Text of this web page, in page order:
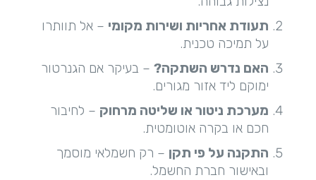
תעודת אחריות ושירות מקומי – אל תוותרו
על תמיכה טכנית.
האם נדרש השתקה?– בעיקר אם הגנרטור
ימוקם ליד אזור מגורים.
מערכת ניטור או שליטה מרחוק – לחיבור
חכם או בקרה אוטומטית.
התקנה על פי תקן – רק חשמלאי מוסמך
ובאישור חברת החשמל.